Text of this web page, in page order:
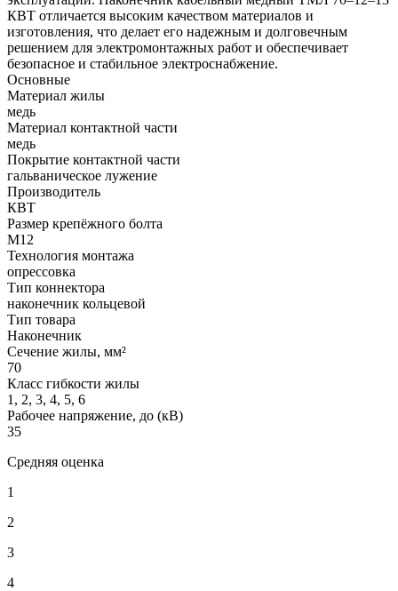
КВТ отличается высоким качеством материалов и
изготовления, что делает его надежным и долговечным
решением для электромонтажных работ и обеспечивает
безопасное и стабильное электроснабжение.
Основные
Материал жилы
медь
Материал контактной части
медь
Покрытие контактной части
гальваническое лужение
Производитель
КВТ
Размер крепёжного болта
М12
Технология монтажа
опрессовка
Тип коннектора
наконечник кольцевой
Тип товара
Наконечник
Сечение жилы, мм²
70
Класс гибкости жилы
1, 2, 3, 4, 5, 6
Рабочее напряжение, до (кВ)
35
Средняя оценка
1
2
3
4